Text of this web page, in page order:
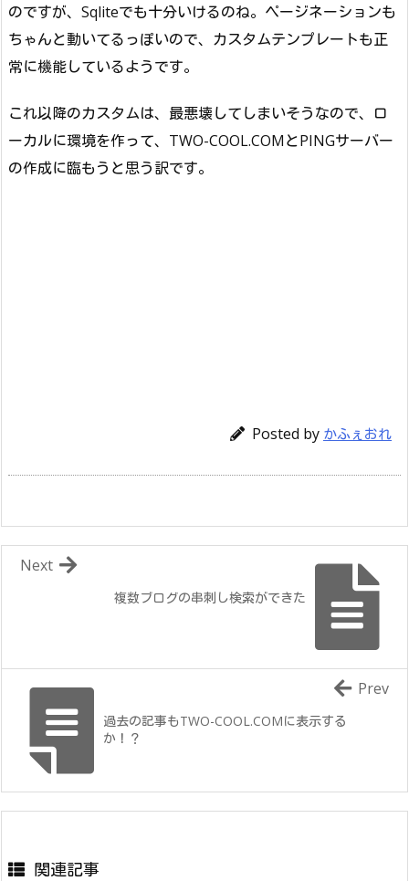
のですが、Sqliteでも十分いけるのね。ページネーションも
ちゃんと動いてるっぽいので、カスタムテンプレートも正
常に機能しているようです。
これ以降のカスタムは、最悪壊してしまいそうなので、ロ
ーカルに環境を作って、TWO-COOL.COMとPINGサーバー
の作成に臨もうと思う訳です。
Posted by かふぇおれ
複数ブログの串刺し検索ができた
Next
過去の記事もTWO-COOL.COMに表示する
か！？
Prev
関連記事